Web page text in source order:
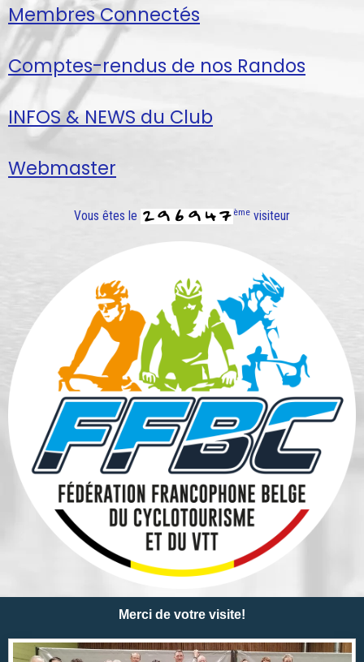
Membres Connectés
Comptes-rendus de nos Randos
INFOS & NEWS du Club
Webmaster
Vous êtes le ème visiteur
Merci de votre visite!